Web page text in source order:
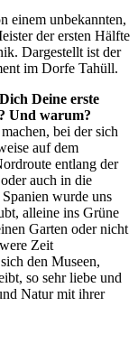
einem unbekannten,
der ersten Hälfte
Dargestellt ist der
im Dorfe Tahüll.
Deine erste
Und warum?
bei der sich
auf dem
entlang der
auch in die
wurde uns
alleine ins Grüne
Garten oder nicht
Zeit
den Museen,
so sehr liebe und
Natur mit ihrer